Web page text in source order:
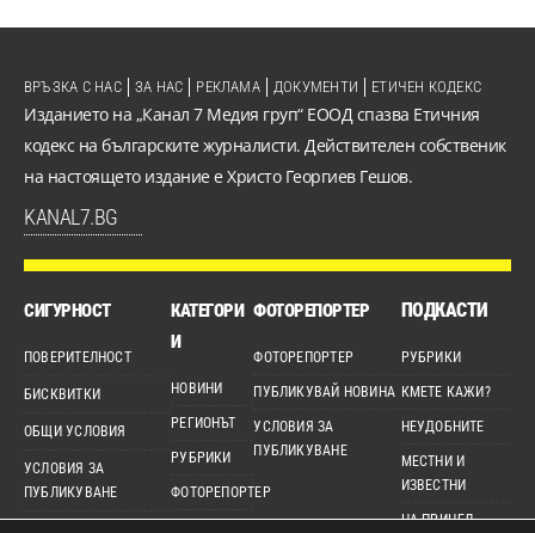
Изданието на „Канал 7 Медия груп“ ЕООД спазва Етичния
кодекс на българските журналисти. Действителен собственик
на настоящето издание е Христо Георгиев Гешов.
KANAL7.BG
ВРЪЗКА С НАС ЗА НАС РЕКЛАМА ДОКУМЕНТИ ЕТИЧЕН КОДЕКС
СИГУРНОСТ
ПОВЕРИТЕЛНОСТ
БИСКВИТКИ
ОБЩИ УСЛОВИЯ
УСЛОВИЯ ЗА
ПУБЛИКУВАНЕ
КАТЕГОРИ
И
НОВИНИ
РЕГИОНЪТ
РУБРИКИ
ФОТОРЕПОРТЕР
ФОТОРЕПОРТЕР
ФОТОРЕПОРТЕР
ПУБЛИКУВАЙ НОВИНА
УСЛОВИЯ ЗА
ПУБЛИКУВАНЕ
ПОДКАСТИ
РУБРИКИ
КМЕТЕ КАЖИ?
НЕУДОБНИТЕ
МЕСТНИ И
ИЗВЕСТНИ
НА ПРИЦЕЛ